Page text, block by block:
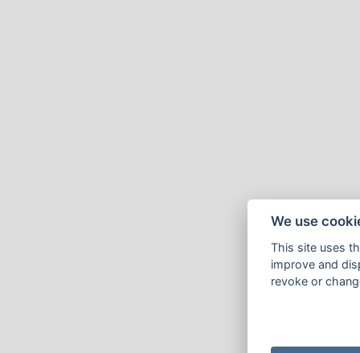
We use
This site uses
improve and
revoke or